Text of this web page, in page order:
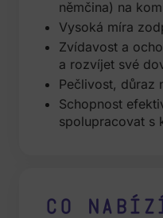
němčina) na
Vysoká míra
Zvídavost a
a rozvíjet své
Pečlivost, důraz
Schopnost
spolupracovat s
Co